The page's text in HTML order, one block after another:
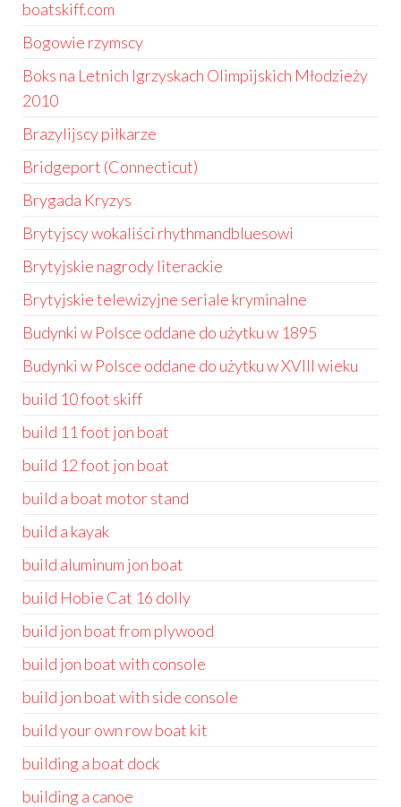
boatskiff.com
Bogowie rzymscy
Boks na Letnich Igrzyskach Olimpijskich Młodzieży
2010
Brazylijscy piłkarze
Bridgeport (Connecticut)
Brygada Kryzys
Brytyjscy wokaliści rhythmandbluesowi
Brytyjskie nagrody literackie
Brytyjskie telewizyjne seriale kryminalne
Budynki w Polsce oddane do użytku w 1895
Budynki w Polsce oddane do użytku w XVIII wieku
build 10 foot skiff
build 11 foot jon boat
build 12 foot jon boat
build a boat motor stand
build a kayak
build aluminum jon boat
build Hobie Cat 16 dolly
build jon boat from plywood
build jon boat with console
build jon boat with side console
build your own row boat kit
building a boat dock
building a canoe